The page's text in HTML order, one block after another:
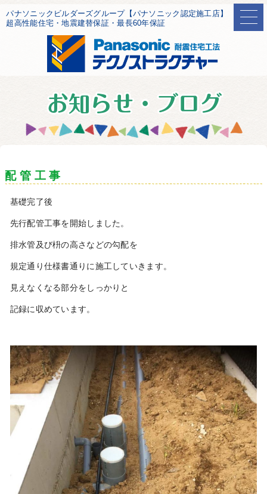
パナソニックビルダーズグループ【パナソニック認定施工店】
超高性能住宅・地震建替保証・最長60年保証
配 管 工 事
基礎完了後
先行配管工事を開始しました。
排水管及び枡の高さなどの勾配を
規定通り仕様書通りに施工していきます。
見えなくなる部分をしっかりと
記録に収めています。